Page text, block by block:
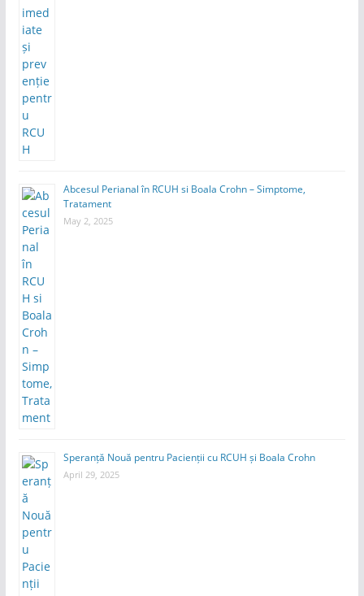
Abcesul Perianal în RCUH si Boala Crohn – Simptome,
Tratament
May 2, 2025
Speranță Nouă pentru Pacienții cu RCUH și Boala Crohn
April 29, 2025